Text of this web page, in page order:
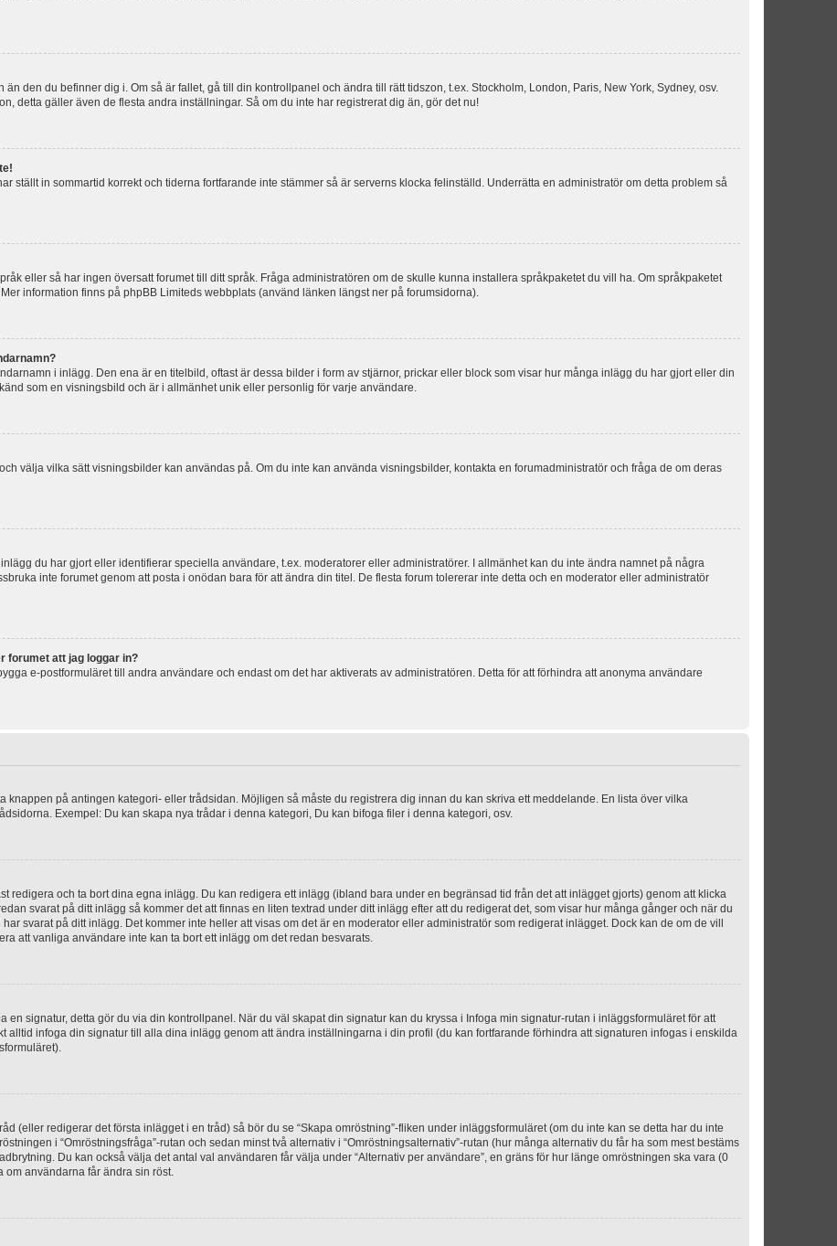
den du befinner dig i. Om så är fallet, gå till din kontrollpanel och ändra till rätt tidszon, t.ex. Stockholm, London, Paris, New York, Sydney, osv.
detta gäller även de flesta andra inställningar. Så om du inte har registrerat dig än, gör det nu!
ställt in sommartid korrekt och tiderna fortfarande inte stämmer så är serverns klocka felinställd. Underrätta en administratör om detta problem så
eller så har ingen översatt forumet till ditt språk. Fråga administratören om de skulle kunna installera språkpaketet du vill ha. Om språkpaketet
information finns på phpBB Limiteds webbplats (använd länken längst ner på forumsidorna).
i inlägg. Den ena är en titelbild, oftast är dessa bilder i form av stjärnor, prickar eller block som visar hur många inlägg du har gjort eller din
som en visningsbild och är i allmänhet unik eller personlig för varje användare.
välja vilka sätt visningsbilder kan användas på. Om du inte kan använda visningsbilder, kontakta en forumadministratör och fråga de om deras
du har gjort eller identifierar speciella användare, t.ex. moderatorer eller administratörer. I allmänhet kan du inte ändra namnet på några
inte forumet genom att posta i onödan bara för att ändra din titel. De flesta forum tolererar inte detta och en moderator eller administratör
forumet att jag loggar in?
e-postformuläret till andra användare och endast om det har aktiverats av administratören. Detta för att förhindra att anonyma användare
knappen på antingen kategori- eller trådsidan. Möjligen så måste du registrera dig innan du kan skriva ett meddelande. En lista över vilka
Exempel: Du kan skapa nya trådar i denna kategori, Du kan bifoga filer i denna kategori, osv.
redigera och ta bort dina egna inlägg. Du kan redigera ett inlägg (ibland bara under en begränsad tid från det att inlägget gjorts) genom att klicka
svarat på ditt inlägg så kommer det att finnas en liten textrad under ditt inlägg efter att du redigerat det, som visar hur många gånger och när du
svarat på ditt inlägg. Det kommer inte heller att visas om det är en moderator eller administratör som redigerat inlägget. Dock kan de om de vill
att vanliga användare inte kan ta bort ett inlägg om det redan besvarats.
en signatur, detta gör du via din kontrollpanel. När du väl skapat din signatur kan du kryssa i Infoga min signatur-rutan i inläggsformuläret för att
alltid infoga din signatur till alla dina inlägg genom att ändra inställningarna i din profil (du kan fortfarande förhindra att signaturen infogas i enskilda
(eller redigerar det första inlägget i en tråd) så bör du se “Skapa omröstning”-fliken under inläggsformuläret (om du inte kan se detta har du inte
i “Omröstningsfråga”-rutan och sedan minst två alternativ i “Omröstningsalternativ”-rutan (hur många alternativ du får ha som mest bestäms
Du kan också välja det antal val användaren får välja under “Alternativ per användare”, en gräns för hur länge omröstningen ska vara (0
om användarna får ändra sin röst.